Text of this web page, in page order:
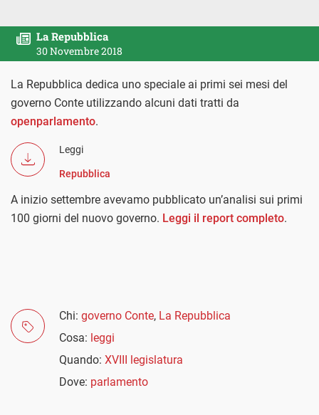
La Repubblica
30 Novembre 2018
La Repubblica dedica uno speciale ai primi sei mesi del
governo Conte utilizzando alcuni dati tratti da
openparlamento.
Leggi
Repubblica
A inizio settembre avevamo pubblicato un’analisi sui primi
100 giorni del nuovo governo. Leggi il report completo.
Chi: governo Conte, La Repubblica
Cosa: leggi
Quando: XVIII legislatura
Dove: parlamento